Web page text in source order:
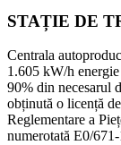
STAȚIE DE
Centrala
1.605 kW/h
90% din necesarul
obținută o licență
Reglementare a
numerotată E0/